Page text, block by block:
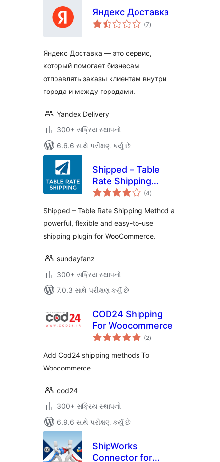
Яндекс Доставка
(7કુલ
રેટિંગ્સ
)
Яндекс Доставка — это сервис,
который помогает бизнесам
отправлять заказы клиентам внутри
города и между городами.
Yandex Delivery
300+ સક્રિય સ્થાપનો
6.6.6 સાથે પરીક્ષણ કર્યું છે
Shipped – Table
Rate Shipping
Method | for(4કુલ
રેટિંગ્સ
)
Shipped – Table Rate Shipping Method a
powerful, flexible and easy-to-use
shipping plugin for WooCommerce.
sundayfanz
300+ સક્રિય સ્થાપનો
7.0.3 સાથે પરીક્ષણ કર્યું છે
COD24 Shipping
For Woocommerce
(2કુલ
રેટિંગ્સ
)
Add Cod24 shipping methods To
Woocommerce
cod24
300+ સક્રિય સ્થાપનો
6.9.6 સાથે પરીક્ષણ કર્યું છે
ShipWorks
Connector for